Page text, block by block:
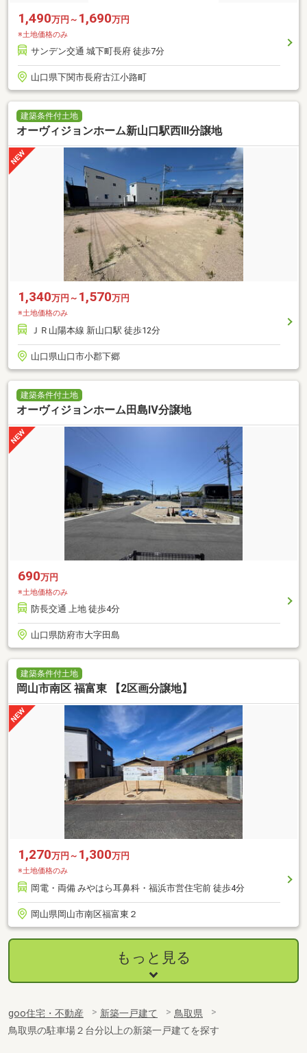
1,490万円～ 1,690万円
※土地価格のみ
サンデン交通 城下町長府 徒歩7分
山口県下関市長府古江小路町
建築条件付土地
オーヴィジョンホーム新山口駅西Ⅲ分譲地
1,340万円～ 1,570万円
※土地価格のみ
ＪＲ山陽本線 新山口駅 徒歩12分
山口県山口市小郡下郷
建築条件付土地
オーヴィジョンホーム田島Ⅳ分譲地
690万円
※土地価格のみ
防長交通 上地 徒歩4分
山口県防府市大字田島
建築条件付土地
岡山市南区 福富東 【2区画分譲地】
1,270万円～ 1,300万円
※土地価格のみ
岡電・両備 みやはら耳鼻科・福浜市営住宅前 徒歩4分
岡山県岡山市南区福富東２
もっと見る
goo住宅・不動産 新築一戸建て
鳥取県
鳥取県の駐車場２台分以上の新築一戸建てを探す